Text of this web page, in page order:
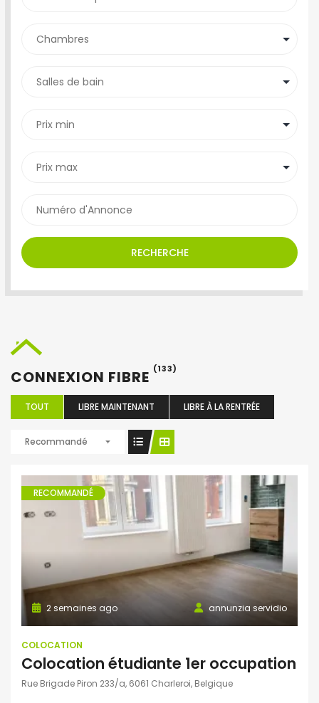
RECHERCHE
CONNEXION FIBRE (133)
TOUT LIBRE MAINTENANT LIBRE À LA RENTRÉE
Recommandé
RECOMMANDÉ
annunzia servidio
2 semaines ago
COLOCATION
Colocation étudiante 1er occupation
Rue Brigade Piron 233/a, 6061 Charleroi, Belgique